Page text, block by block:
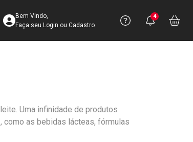
Acesse sua Conta
Bem Vindo,
Faça seu Login ou Cadastro
Precisa
Ver Recursos
Você
4
Uma infinidade de produtos
como as bebidas lácteas, fórmulas